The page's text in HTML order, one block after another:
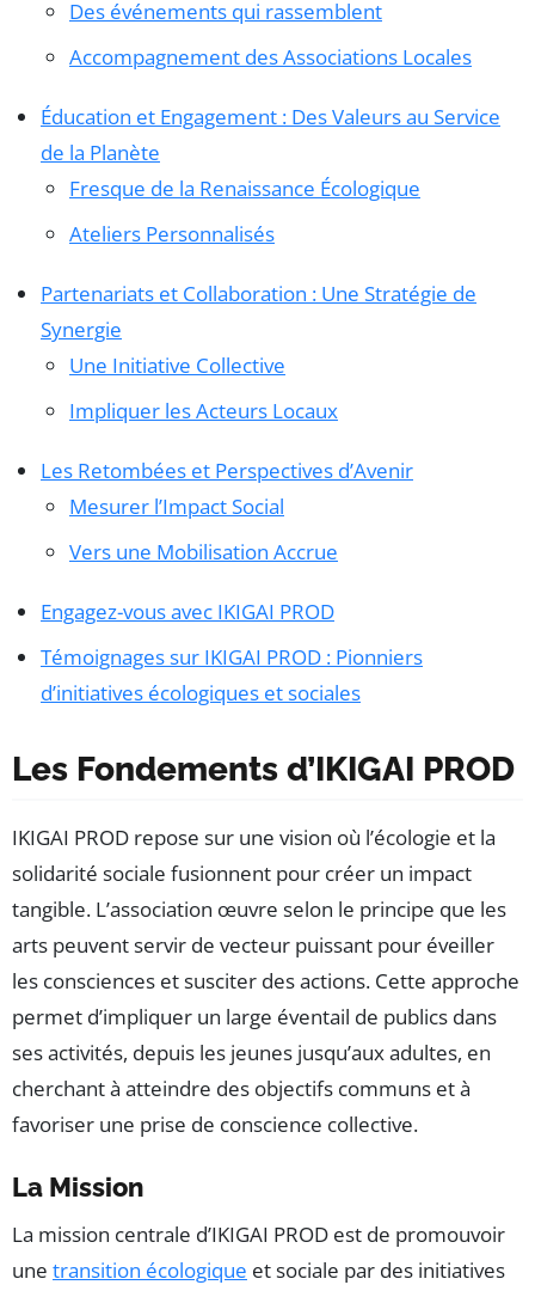
Des événements qui rassemblent
Accompagnement des Associations Locales
Éducation et Engagement : Des Valeurs au Service
de la Planète
Fresque de la Renaissance Écologique
Ateliers Personnalisés
Partenariats et Collaboration : Une Stratégie de
Synergie
Une Initiative Collective
Impliquer les Acteurs Locaux
Les Retombées et Perspectives d’Avenir
Mesurer l’Impact Social
Vers une Mobilisation Accrue
Engagez-vous avec IKIGAI PROD
Témoignages sur IKIGAI PROD : Pionniers
d’initiatives écologiques et sociales
Les Fondements d’IKIGAI PROD
IKIGAI PROD repose sur une vision où l’écologie et la
solidarité sociale fusionnent pour créer un impact
tangible. L’association œuvre selon le principe que les
arts peuvent servir de vecteur puissant pour éveiller
les consciences et susciter des actions. Cette approche
permet d’impliquer un large éventail de publics dans
ses activités, depuis les jeunes jusqu’aux adultes, en
cherchant à atteindre des objectifs communs et à
favoriser une prise de conscience collective.
La Mission
La mission centrale d’IKIGAI PROD est de promouvoir
une transition écologique et sociale par des initiatives